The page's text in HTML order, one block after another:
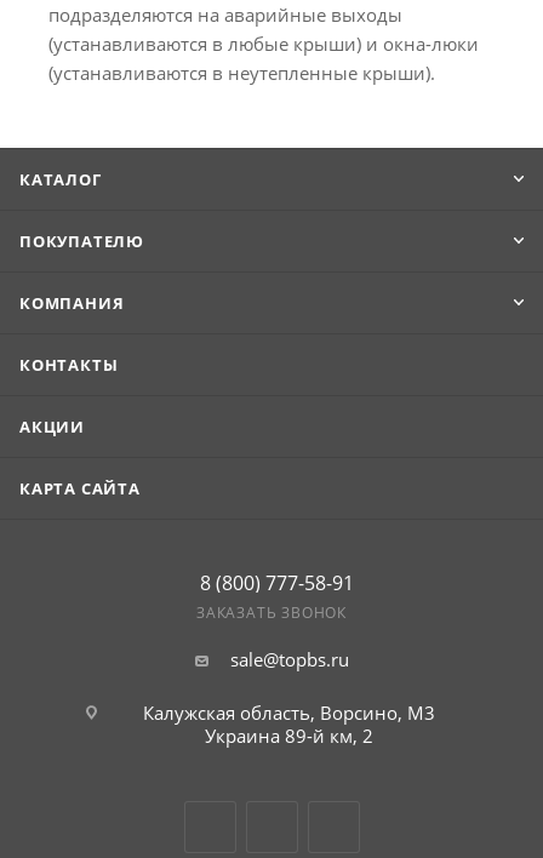
подразделяются на аварийные выходы
(устанавливаются в любые крыши) и окна-люки
(устанавливаются в неутепленные крыши).
КАТАЛОГ
ПОКУПАТЕЛЮ
КОМПАНИЯ
КОНТАКТЫ
АКЦИИ
КАРТА САЙТА
8 (800) 777-58-91
ЗАКАЗАТЬ ЗВОНОК
sale@topbs.ru
Калужская область, Ворсино, М3
Украина 89-й км, 2
г. Обнинск, Киевское шоссе 35,
рынок Строительный плюс